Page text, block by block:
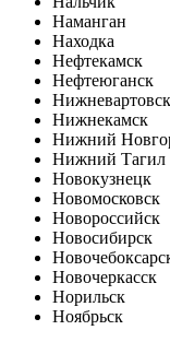
Наманган
Находка
Нефтекамск
Нефтеюганск
Нижневартовск
Нижнекамск
Нижний
Нижний Тагил
Новокузнецк
Новомосковск
Новороссийск
Новосибирск
Новочеркасск
Норильск
Ноябрьск